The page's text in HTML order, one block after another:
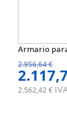
Armario
2.956,64 €
2.562,42 €